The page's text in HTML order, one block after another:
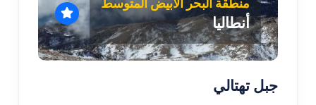
أنطاليا
جبل تهتالي